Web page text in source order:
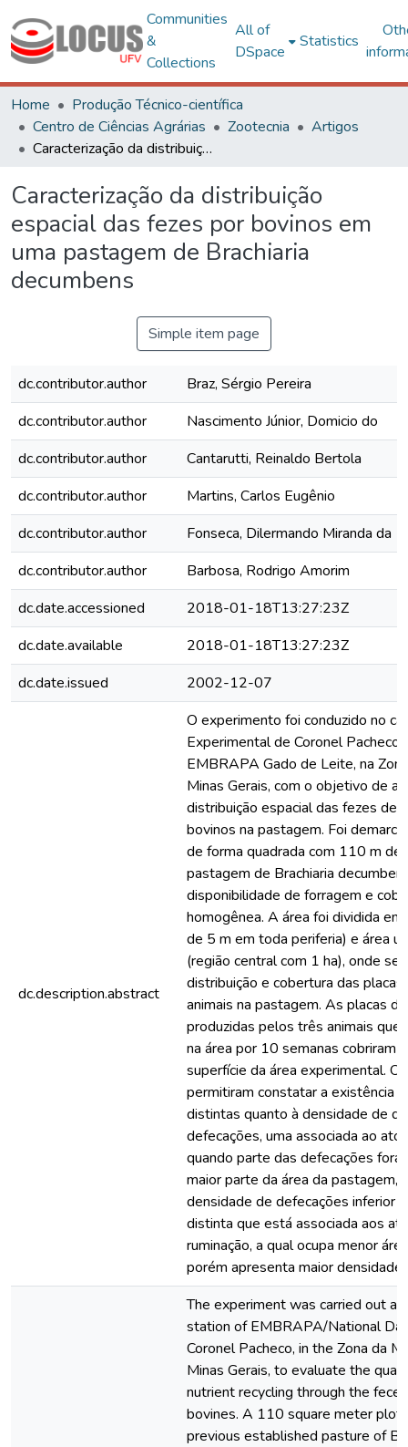
Communities
&
Collections
All of
DSpace
Statistics
Home
Produção Técnico-científica
Centro de Ciências Agrárias
Zootecnia
Artigos
Caracterização da distribuição espacial das fezes por bovinos em uma pastagem de Brachiaria decumbens
Caracterização da distribuição
espacial das fezes por bovinos em
uma pastagem de Brachiaria
decumbens
Simple item page
dc.contributor.author
Braz, Sérgio Pereira
dc.contributor.author
Nascimento Júnior, Domicio do
dc.contributor.author
Cantarutti, Reinaldo Bertola
dc.contributor.author
Martins, Carlos Eugênio
dc.contributor.author
Fonseca, Dilermando Miranda da
dc.contributor.author
Barbosa, Rodrigo Amorim
dc.date.accessioned
2018-01-18T13:27:23Z
dc.date.available
2018-01-18T13:27:23Z
dc.date.issued
2002-12-07
dc.description.abstract
O experimento foi conduzido no
Experimental de Coronel Pacheco
EMBRAPA Gado de Leite, na
Minas Gerais, com o objetivo de
distribuição espacial das fezes
bovinos na pastagem. Foi
de forma quadrada com 110 m de
pastagem de Brachiaria
disponibilidade de forragem e
homogênea. A área foi dividida
de 5 m em toda periferia) e área
(região central com 1 ha), onde se
distribuição e cobertura das
animais na pastagem. As placas
produzidas pelos três animais que
na área por 10 semanas cobriram
superfície da área experimental.
permitiram constatar a existência
distintas quanto à densidade de
defecações, uma associada ao
quando parte das defecações
maior parte da área da pastagem,
densidade de defecações inferior
distinta que está associada aos
ruminação, a qual ocupa menor
porém apresenta maior densidade
The experiment was carried out
station of EMBRAPA/National
Coronel Pacheco, in the Zona da
Minas Gerais, to evaluate the
nutrient recycling through the
bovines. A 110 square meter plot
previous established pasture of